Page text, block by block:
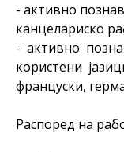
- активно
канцелариско
- активно
користени
француски,
Распоред на